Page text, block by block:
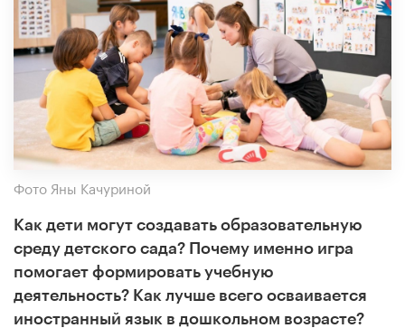
Фото Яны Качуриной
Как дети могут создавать образовательную
среду детского сада? Почему именно игра
помогает формировать учебную
деятельность? Как лучше всего осваивается
иностранный язык в дошкольном возрасте?